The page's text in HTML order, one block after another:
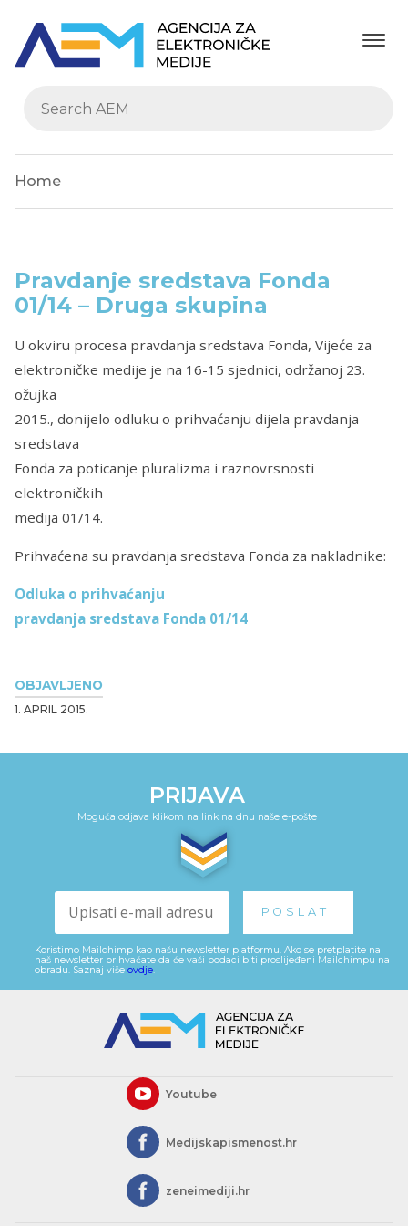
Home
OBJAVLJENO
1. APRIL 2015.
Pravdanje sredstava Fonda
01/14 – Druga skupina
U okviru procesa pravdanja sredstava Fonda, Vijeće za
elektroničke medije je na 16-15 sjednici, održanoj 23.
ožujka
2015., donijelo odluku o prihvaćanju dijela pravdanja
sredstava
Fonda za poticanje pluralizma i raznovrsnosti
elektroničkih
medija 01/14.
Prihvaćena su pravdanja sredstava Fonda za nakladnike:
Odluka o prihvaćanju
pravdanja sredstava Fonda 01/14
PRIJAVA
Moguća odjava klikom na link na dnu naše e-pošte
Koristimo Mailchimp kao našu newsletter platformu. Ako se pretplatite na
naš newsletter prihvaćate da će vaši podaci biti proslijeđeni Mailchimpu na
obradu. Saznaj više ovdje.
Youtube
Medijskapismenost.hr
zeneimediji.hr